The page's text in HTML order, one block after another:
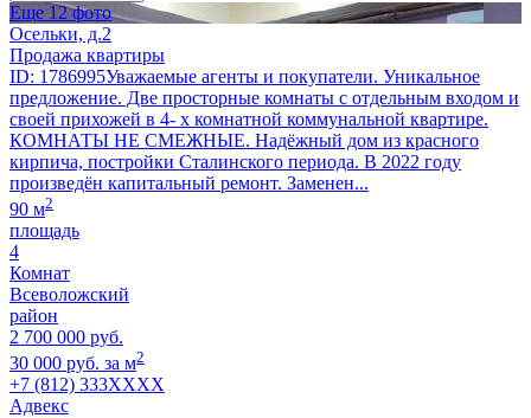
Еще 12 фото
Осельки, д.2
Продажа квартиры
ID: 1786995Уважаемые агенты и покупатели. Уникальное
предложение. Две просторные комнаты с отдельным входом и
своей прихожей в 4- х комнатной коммунальной квартире.
КОМНАТЫ НЕ СМЕЖНЫЕ. Надёжный дом из красного
кирпича, постройки Сталинского периода. В 2022 году
произведён капитальный ремонт. Заменен...
90 м2
площадь
4
Комнат
Всеволожский
район
2 700 000 руб.
30 000 руб. за м2
+7 (812) 333XXXX
Адвекс